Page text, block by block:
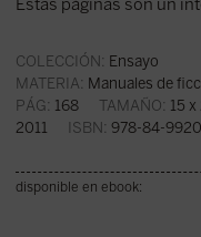
Estas páginas son un
COLECCIÓN: Ensayo
MATERIA: Manuales de
PÁG: 168 TAMAÑO: 15
2011 ISBN: 978-84-
disponible en ebook: